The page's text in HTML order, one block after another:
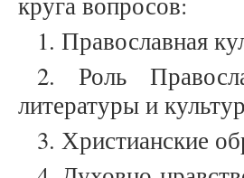
1. Православная
2. Роль
литературы и
3. Христианские